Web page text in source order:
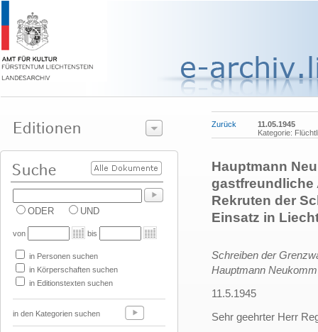
ODER UND
von bis
in Personen suchen
in Körperschaften suchen
in Editionstexten suchen
in den Kategorien suchen
Zurück
11.05.1945
Kategorie:
Hauptmann
gastfreundliche
Rekruten der
Einsatz in
Schreiben der
Hauptmann Neukomm
11.5.1945
Sehr geehrter Herr